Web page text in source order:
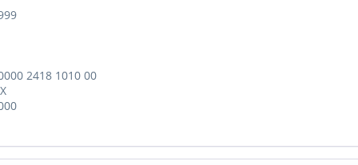
2418 1010 00